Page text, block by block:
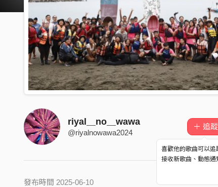
riyal＿no＿wawa
@riyalnowawa2024
＋ 追蹤
喜歡他的歌曲可以追
接收新歌曲、動態通
發布時間 2025-06-10